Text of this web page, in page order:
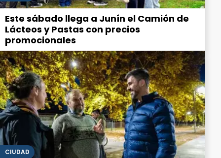
Este sábado llega a Junín el Camión de
Lácteos y Pastas con precios
promocionales
CIUDAD